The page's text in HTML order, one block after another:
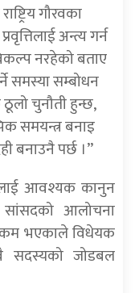
गौरवका
अन्त्य गर्न
नरहेको बताए
समस्या सम्बोधन
चुनौती हुन्छ,
समयन्त्र बनाइ
बनाउनै पर्छ ।”
आवश्यक कानुन
आलोचना
कम भएकाले विधेयक
सदस्यको जोडबल